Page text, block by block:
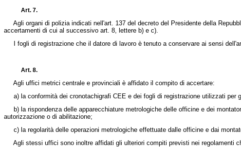
Art. 7.
Agli organi di polizia indicati nell'art. 137 del decreto del Presidente della
accertamenti di cui al successivo art. 8, lettere b) e c).
I fogli di registrazione che il datore di lavoro è tenuto a conservare ai sensi
Art. 8.
Agli uffici metrici centrale e provinciali è affidato il compito di accertare:
a) la conformità dei cronotachigrafi CEE e dei fogli di registrazione utilizzati per
b) la rispondenza delle apparecchiature metrologiche delle officine e dei
autorizzazione o di abilitazione;
c) la regolarità delle operazioni metrologiche effettuate dalle officine e dai
Agli stessi uffici sono inoltre affidati gli ulteriori compiti previsti nei regolamenti